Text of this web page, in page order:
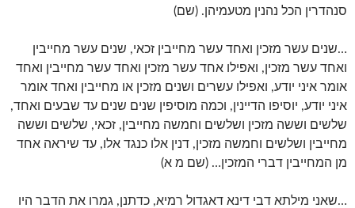
סנהדרין הכל נהנין מטעמיהן. (שם)
…שנים עשר מזכין ואחד עשר מחייבין זכאי, שנים עשר מחייבין
ואחד עשר מזכין, ואפילו אחד עשר מזכין ואחד עשר מחייבין ואחד
אומר איני יודע, ואפילו עשרים ושנים מזכין או מחייבין ואחד אומר
איני יודע, יוסיפו הדיינין, וכמה מוסיפין שנים שנים עד שבעים ואחד,
שלשים וששה מזכין ושלשים וחמשה מחייבין, זכאי, שלשים וששה
מחייבין ושלשים וחמשה מזכין, דנין אלו כנגד אלו, עד שיראה אחד
מן המחייבין דברי המזכין… (שם מ א)
…שאני מילתא דבי דינא דאגדול רמיא, כדתנן, גמרו את הדבר היו